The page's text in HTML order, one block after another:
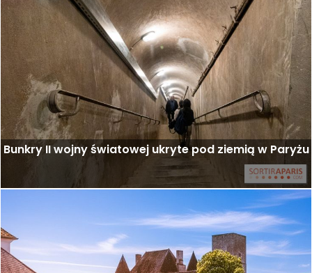
Bunkry II wojny światowej ukryte pod ziemią w Paryżu